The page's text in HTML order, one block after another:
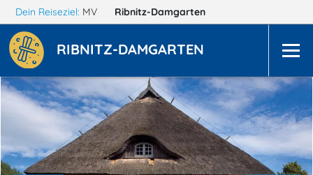
Dein Reiseziel: MV Ribnitz-Damgarten
RIBNITZ-DAMGARTEN